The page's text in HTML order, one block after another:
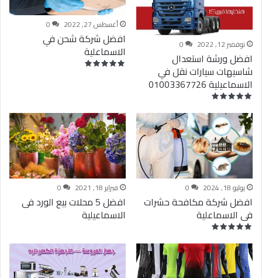
نوفمبر 12, 2022 0
افضل ورشة استعدال
شاسيهات سيارات نقل في
الاسماعيلية 01003367726
أغسطس 27, 2022 0
افضل شركة شحن في
الاسماعلية
يوليو 18, 2024 0
افضل شركة مكافحة حشرات
فى الاسماعلية
فبراير 18, 2021 0
افضل 5 محلات بيع الورد فى
الاسماعيلية